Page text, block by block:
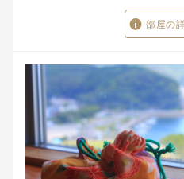
山の恵みがあります。
里で育てられた旬の食材がありま
夜中から海に出る漁師さん。
畑で野菜を育てる人。
食材を運んでくれる人。
その日の魚や野菜と向き合いな
そして、「ようこそ」とお迎えす
たくさんの人の手を通って、よう
並びます。
部屋の